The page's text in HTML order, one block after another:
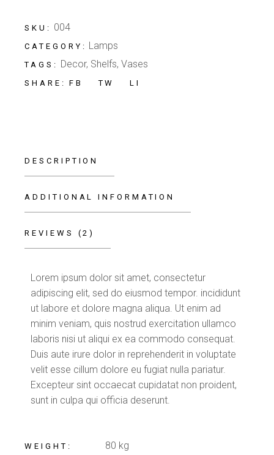
SKU: 004
CATEGORY: Lamps
TAGS: Decor, Shelfs, Vases
SHARE: FB TW LI
DESCRIPTION
ADDITIONAL INFORMATION
REVIEWS (2)
Lorem ipsum dolor sit amet, consectetur
adipiscing elit, sed do eiusmod tempor. incididunt
ut labore et dolore magna aliqua. Ut enim ad
minim veniam, quis nostrud exercitation ullamco
laboris nisi ut aliqui ex ea commodo consequat.
Duis aute irure dolor in reprehenderit in voluptate
velit esse cillum dolore eu fugiat nulla pariatur.
Excepteur sint occaecat cupidatat non proident,
sunt in culpa qui officia deserunt.
WEIGHT 80 kg